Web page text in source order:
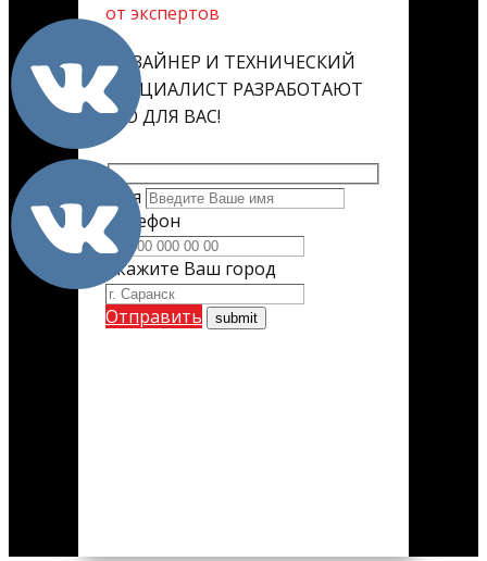
от экспертов
ДИЗАЙНЕР И ТЕХНИЧЕСКИЙ
СПЕЦИАЛИСТ РАЗРАБОТАЮТ
ЕГО ДЛЯ ВАС!
Имя
Телефон
Укажите Ваш город
Отправить